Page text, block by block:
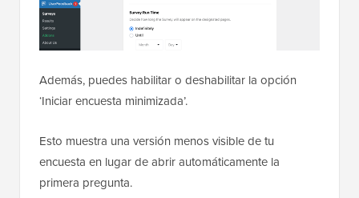
Además, puedes habilitar o deshabilitar la opción
‘Iniciar encuesta minimizada’.
Esto muestra una versión menos visible de tu
encuesta en lugar de abrir automáticamente la
primera pregunta.